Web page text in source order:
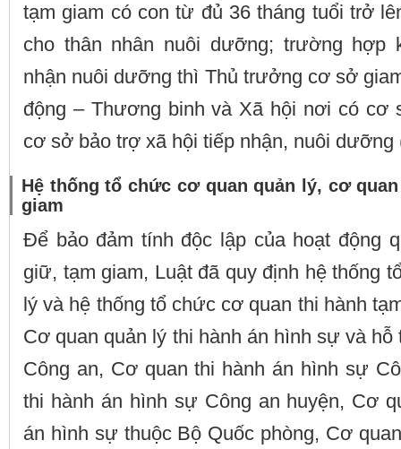
tạm giam có con từ đủ 36 tháng tuổi trở
cho thân nhân nuôi dưỡng; trường hợp
nhận nuôi dưỡng thì Thủ trưởng cơ sở
động – Thương binh và Xã hội nơi có cơ
cơ sở bảo trợ xã hội tiếp nhận, nuôi dưỡng
Hệ thống tổ chức cơ quan quản lý, cơ
giam
Để bảo đảm tính độc lập của hoạt động
giữ, tạm giam, Luật đã quy định hệ thống
lý và hệ thống tổ chức cơ quan thi hành
Cơ quan quản lý thi hành án hình sự và
Công an, Cơ quan thi hành án hình sự
thi hành án hình sự Công an huyện, Cơ
án hình sự thuộc Bộ Quốc phòng, Cơ